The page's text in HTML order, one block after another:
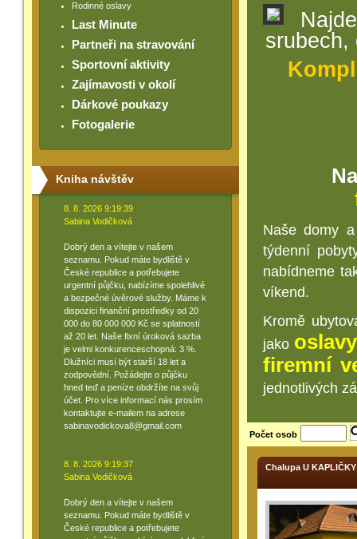
Rodinné oslavy
Last Minute
Partneři na stravování
Sportovní aktivity
Zajímavosti v okolí
Dárkové poukazy
Fotogalerie
Kniha návštěv
8. 8. 2026 9:19:39
Sabina Vodičková
Dobrý den a vítejte v našem
seznamu. Pokud máte bydliště v
České republice a potřebujete
urgentní půjčku, nabízíme spolehlivé
a bezpečné úvěrové služby. Máme k
dispozici finanční prostředky od 20
000 do 80 000 000 Kč se splatností
až 20 let. Naše fixní úroková sazba
je velmi konkurenceschopná: 3 %.
Dlužníci musí být starší 18 let a
zodpovědní. Požádejte o půjčku
hned teď a peníze obdržíte na svůj
účet. Pro více informací nás prosím
kontaktujte e-mailem na adrese
sabinavodickova8@gmail.com
8. 8. 2026 9:19:37
Sabina Vodičková
Dobrý den a vítejte v našem
seznamu. Pokud máte bydliště v
České republice a potřebujete
srubech,
Naše domy
týdenní
nabídneme
víkend.
Kromě
jako
firemní
jednotlivých
Počet osob
Chalupa U KAPLIČKY